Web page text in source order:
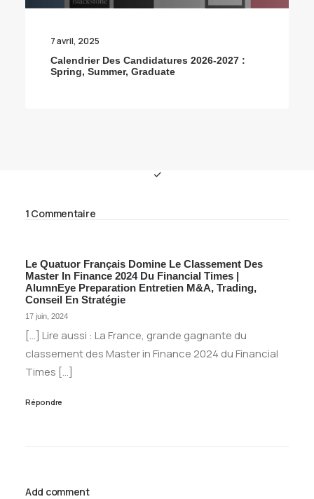
7 avril, 2025
Calendrier Des Candidatures 2026-2027 :
Spring, Summer, Graduate
1 Commentaire
Le Quatuor Français Domine Le Classement Des
Master In Finance 2024 Du Financial Times |
AlumnEye Preparation Entretien M&A, Trading,
Conseil En Stratégie
17 juin, 2024
[…] Lire aussi : La France, grande gagnante du
classement des Master in Finance 2024 du Financial
Times […]
Répondre
Add comment